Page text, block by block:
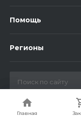
Главная
Главная
Помощь
Регионы
© 2026